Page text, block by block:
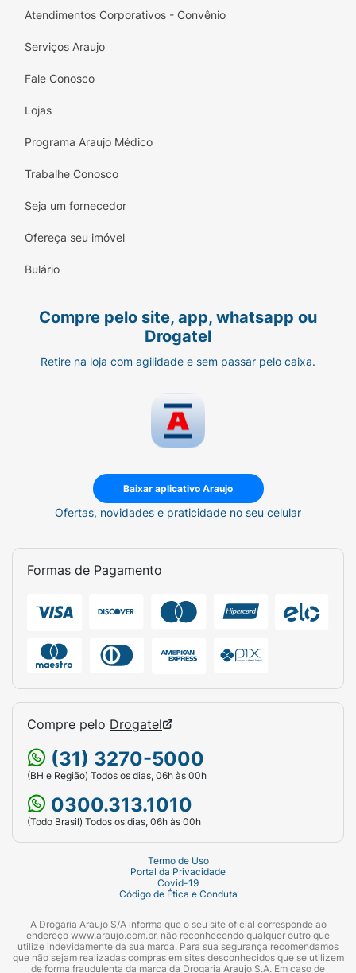
Atendimentos Corporativos - Convênio
Serviços Araujo
Fale Conosco
Lojas
Programa Araujo Médico
Trabalhe Conosco
Seja um fornecedor
Ofereça seu imóvel
Bulário
Compre pelo site, app, whatsapp ou
Drogatel
Retire na loja com agilidade e sem passar pelo caixa.
Baixar aplicativo Araujo
Ofertas, novidades e praticidade no seu celular
Formas de Pagamento
Compre pelo Drogatel
(31) 3270-5000
(BH e Região) Todos os dias, 06h às 00h
0300.313.1010
(Todo Brasil) Todos os dias, 06h às 00h
Termo de Uso
Portal da Privacidade
Covid-19
Código de Ética e Conduta
A Drogaria Araujo S/A informa que o seu site oficial corresponde ao
endereço www.araujo.com.br, não reconhecendo qualquer outro que
utilize indevidamente da sua marca. Para sua segurança recomendamos
que não sejam realizadas compras em sites desconhecidos que se utilizem
de forma fraudulenta da marca da Drogaria Araujo S.A. Em caso de